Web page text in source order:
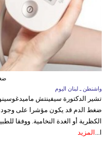
واشنطن ـ لبنان اليوم
تشير الدكتورة سيفينتش
ضغط الدم قد يكون مؤشرا على وجود
الكظرية أو الغدة النخامية. ووفقا
ا... المزيد